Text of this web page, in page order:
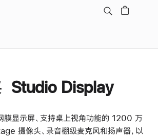
Studio Display
显示屏、支持桌上视角功能的 1200 万
摄像头、录音棚级麦克风和扬声器，以